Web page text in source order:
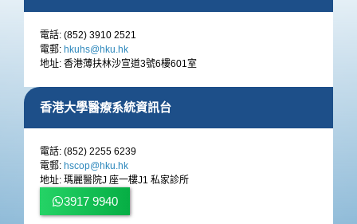
電話: (852) 3910 2521
電郵: hkuhs@hku.hk
地址: 香港薄扶林沙宣道3號6樓601室
香港大學醫療系統資訊台
電話: (852) 2255 6239
電郵: hscop@hku.hk
地址: 瑪麗醫院J 座一樓J1 私家診所
3917 9940